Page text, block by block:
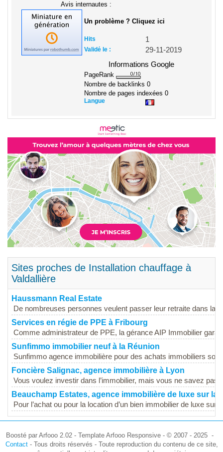
Avis internautes :
Un problème ? Cliquez ici
Hits 1
Validé le :
29-11-2019
Informations Google
PageRank
Nombre de backlinks 0
Nombre de pages indexées 0
Langue
Sites proches de Installation chauffage à
Valdallière
Haussmann Real Estate
De nombreuses personnes veulent passer leur retraite dans la
Services en régie de PPE à Fribourg
Comme administrateur de PPE, la gérance AIP Immobilier
Sunfimmo immobilier neuf à la Réunion
Sunfimmo agence immobilière pour des achats immobiliers
Foncière Salignac, agence immobilière à Lyon
Vous voulez investir dans l’immobilier, mais vous ne savez pas
Beauchamp Estates, agence immobilière de luxe sur la
Pour l’achat ou pour la location d’un bien immobilier de luxe sur
Boosté par Arfooo 2.02 - Template Arfooo Responsive - © 2007 - 2025 -
Contact- Tous droits réservés - Toute reproduction du contenu de ce site,